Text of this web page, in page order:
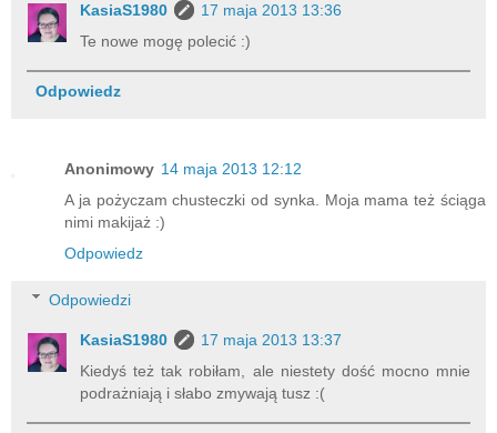
KasiaS1980
17 maja 2013 13:36
Te nowe mogę polecić :)
Odpowiedz
Anonimowy 14 maja 2013 12:12
A ja pożyczam chusteczki od synka. Moja mama też ściąga
nimi makijaż :)
Odpowiedz
Odpowiedzi
KasiaS1980
17 maja 2013 13:37
Kiedyś też tak robiłam, ale niestety dość mocno mnie
podrażniają i słabo zmywają tusz :(